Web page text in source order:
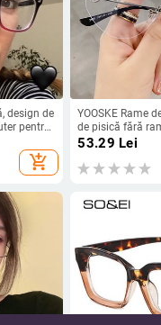
design de
pentru
optici
add_shopping_cart
YOOSKE Rame
de pisică fără
marcă de lux,
ochelari pentru
modă din metal
53.29 Lei